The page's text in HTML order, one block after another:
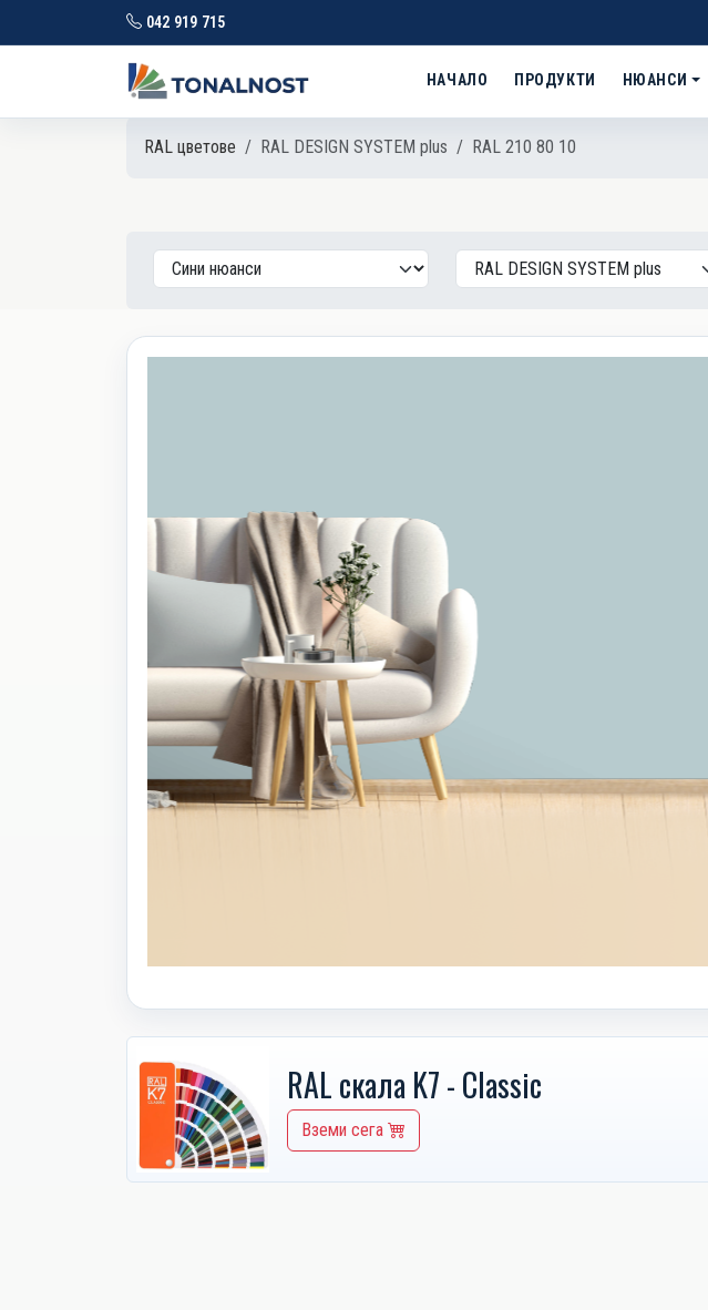
042 919 715
НАЧАЛО ПРОДУКТИ НЮАНСИ
RAL цветове RAL DESIGN SYSTEM plus RAL 210 80 10
RAL скала K7 - Classic
Вземи сега